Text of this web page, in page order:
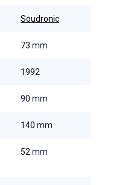
Soudronic
73 mm
1992
90 mm
140 mm
52 mm